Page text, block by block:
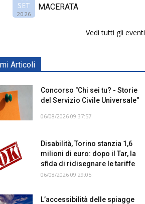
SET
2026
MACERATA
Vedi tutti gli eventi
Articoli
Concorso "Chi sei tu? - Storie
del Servizio Civile Universale"
06/08/2026 09:37:57
Disabilità, Torino stanzia 1,6
milioni di euro: dopo il Tar, la
sfida di ridisegnare le tariffe
06/08/2026 09:29:05
L’accessibilità delle spiagge